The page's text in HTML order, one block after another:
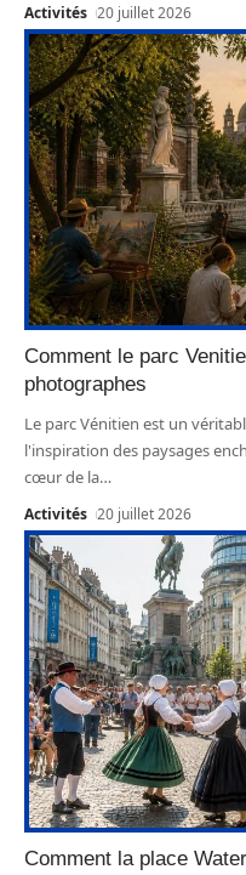
Activités 20 juillet 2026
Comment le parc
photographes
Le parc Vénitien est un
l'inspiration des paysages
cœur de la…
Activités 20 juillet 2026
Comment la place